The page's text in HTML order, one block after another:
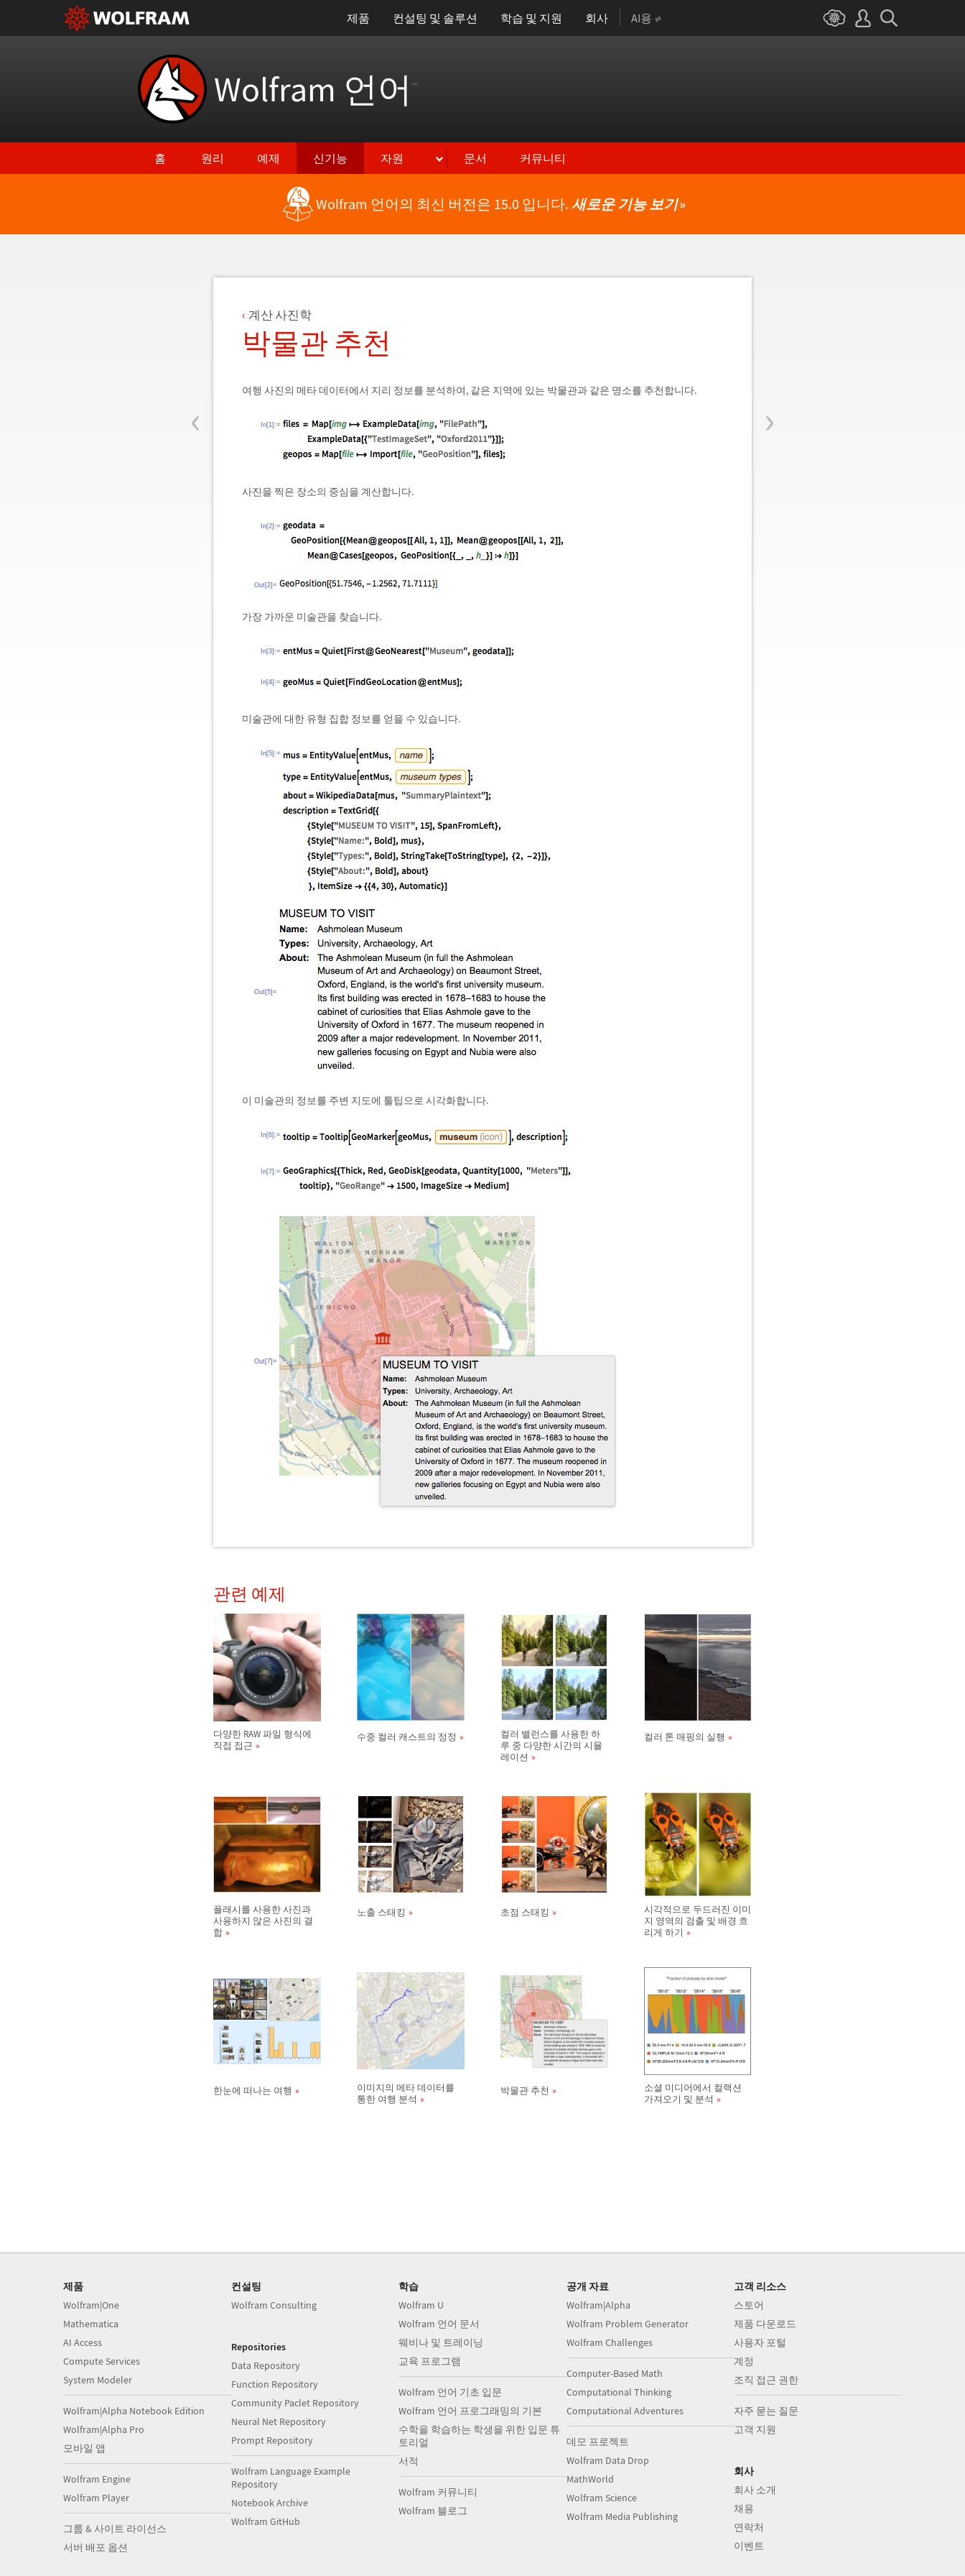
제품 컨설팅 및 솔루션 학습 및 지원 회사 AI용
Wolfram 언어 ™
홈 원리 예제 신기능 자원 문서 커뮤니티
Wolfram 언어의 최신 버전은 15.0 입니다. 새로운 기능 보기»
‹ ›
계산 사진학
박물관 추천
여행 사진의 메타 데이터에서 지리 정보를 분석하여, 같은 지역에 있는 박물관과 같은 명소를 추천합니다.
In[1]:=
사진을 찍은 장소의 중심을 계산합니다.
In[2]:=
Out[2]=
가장 가까운 미술관을 찾습니다.
In[3]:=
In[4]:=
미술관에 대한 유형 집합 정보를 얻을 수 있습니다.
In[5]:=
Out[5]=
이 미술관의 정보를 주변 지도에 툴팁으로 시각화합니다.
In[6]:=
In[7]:=
Out[7]=
관련 예제
다양한 RAW 파일 형식에
직접 접근
수중 컬러 캐스트의 정정
컬러 밸런스를 사용한 하
루 중 다양한 시간의 시뮬
레이션
컬러 톤 매핑의 실행
플래시를 사용한 사진과
사용하지 않은 사진의 결
합
노출 스태킹 초점 스태킹
시각적으로 두드러진 이미
지 영역의 검출 및 배경 흐
리게 하기
한눈에 떠나는 여행
이미지의 메타 데이터를
통한 여행 분석
박물관 추천
소셜 미디어에서 컬랙션
가져오기 및 분석
제품
Wolfram|One
Mathematica
AI Access
Compute Services
System Modeler
Wolfram|Alpha Notebook Edition
Wolfram|Alpha Pro
모바일 앱
Wolfram Engine
Wolfram Player
그룹 & 사이트 라이선스
서버 배포 옵션
컨설팅
Wolfram Consulting
Repositories
Data Repository
Function Repository
Community Paclet Repository
Neural Net Repository
Prompt Repository
Wolfram Language Example
Repository
Notebook Archive
Wolfram GitHub
학습
Wolfram U
Wolfram 언어 문서
웨비나 및 트레이닝
교육 프로그램
Wolfram 언어 기초 입문
Wolfram 언어 프로그래밍의 기본
수학을 학습하는 학생을 위한 입문 튜
토리얼
서적
Wolfram 커뮤니티
Wolfram 블로그
공개 자료
Wolfram|Alpha
Wolfram Problem Generator
Wolfram Challenges
Computer-Based Math
Computational Thinking
Computational Adventures
데모 프로젝트
Wolfram Data Drop
MathWorld
Wolfram Science
Wolfram Media Publishing
고객 리소스
스토어
제품 다운로드
사용자 포털
계정
조직 접근 권한
자주 묻는 질문
고객 지원
회사
회사 소개
채용
연락처
이벤트